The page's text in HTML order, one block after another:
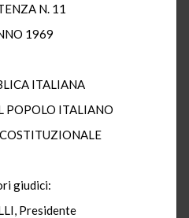
N. 11
1969
ITALIANA
POPOLO ITALIANO
giudici:
Presidente